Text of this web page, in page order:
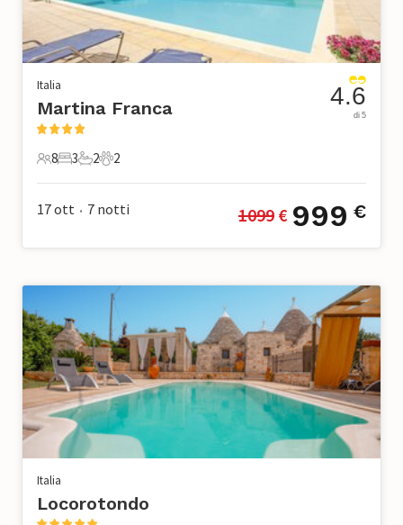
Italia
Martina Franca
8 Ospiti
8
3 Camere da letto
3
2 Bagni
2
2 Animali domestici
2
4.6
di 5
17 ott • 7 notti 1099 € 999 €
Italia
Locorotondo